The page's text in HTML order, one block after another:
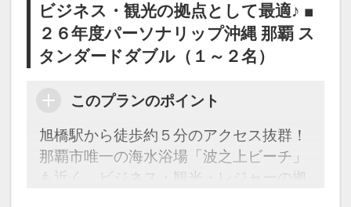
よう洗面・シャワーブース・トイレは、
独立しており十分なスペースを確保して
おります。
ビジネス・観光の拠点として最適♪ ■
２６年度パーソナリップ沖縄 那覇 ス
タンダードダブル（１～２名）
このプランのポイント
旭橋駅から徒歩約５分のアクセス抜群！
那覇市唯一の海水浴場「波之上ビーチ」
も近く、ビジネス・観光・レジャーの拠